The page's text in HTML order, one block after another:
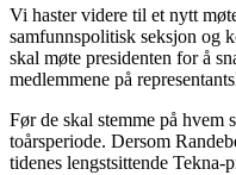
Vi haster videre til et nytt
samfunnspolitisk seksjon og
skal møte presidenten for å
medlemmene på
Før de skal stemme på hvem
toårsperiode. Dersom
tidenes lengstsittende Tekna-